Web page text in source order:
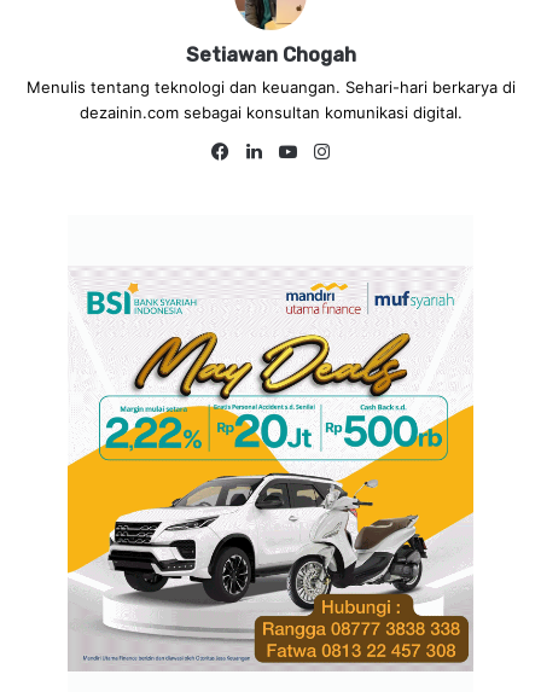
Setiawan Chogah
Menulis tentang teknologi dan keuangan. Sehari-hari berkarya di
dezainin.com sebagai konsultan komunikasi digital.
Fa
Lin
Yo